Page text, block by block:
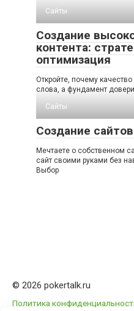
Сайты
Создание
контента:
оптимизация
Откройте, почему
слова, а фундамент
Сайты
Создание
Мечтаете о собственном
сайт своими руками без
Выбор
© 2026 pokertalk.ru
Политика